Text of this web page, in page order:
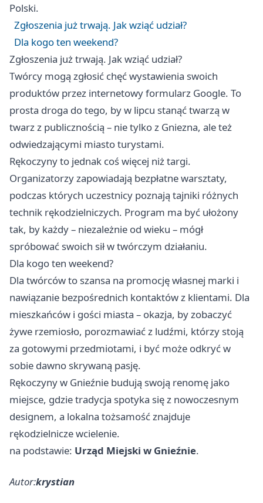
Polski.
Zgłoszenia już trwają. Jak wziąć udział?
Dla kogo ten weekend?
Zgłoszenia już trwają. Jak wziąć udział?
Twórcy mogą zgłosić chęć wystawienia swoich
produktów przez internetowy formularz Google. To
prosta droga do tego, by w lipcu stanąć twarzą w
twarz z publicznością – nie tylko z Gniezna, ale też
odwiedzającymi miasto turystami.
Rękoczyny to jednak coś więcej niż targi.
Organizatorzy zapowiadają bezpłatne warsztaty,
podczas których uczestnicy poznają tajniki różnych
technik rękodzielniczych. Program ma być ułożony
tak, by każdy – niezależnie od wieku – mógł
spróbować swoich sił w twórczym działaniu.
Dla kogo ten weekend?
Dla twórców to szansa na promocję własnej marki i
nawiązanie bezpośrednich kontaktów z klientami. Dla
mieszkańców i gości miasta – okazja, by zobaczyć
żywe rzemiosło, porozmawiać z ludźmi, którzy stoją
za gotowymi przedmiotami, i być może odkryć w
sobie dawno skrywaną pasję.
Rękoczyny w Gnieźnie budują swoją renomę jako
miejsce, gdzie tradycja spotyka się z nowoczesnym
designem, a lokalna tożsamość znajduje
rękodzielnicze wcielenie.
na podstawie: Urząd Miejski w Gnieźnie.
Autor:krystian